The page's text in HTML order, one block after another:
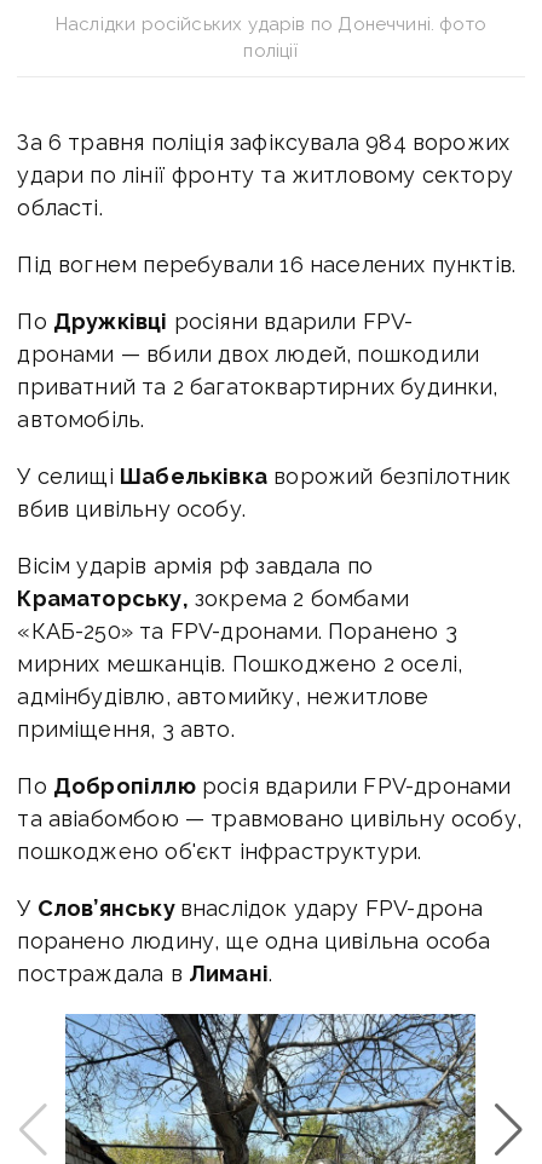
Наслідки російських ударів по Донеччині. фото
поліції
За 6 травня поліція зафіксувала 984 ворожих
удари по лінії фронту та житловому сектору
області.
Під вогнем перебували 16 населених пунктів.
По Дружківці росіяни вдарили FPV-
дронами — вбили двох людей, пошкодили
приватний та 2 багатоквартирних будинки,
автомобіль.
У селищі Шабельківка ворожий безпілотник
вбив цивільну особу.
Вісім ударів армія рф завдала по
Краматорську, зокрема 2 бомбами
«КАБ-250» та FPV-дронами. Поранено 3
мирних мешканців. Пошкоджено 2 оселі,
адмінбудівлю, автомийку, нежитлове
приміщення, 3 авто.
По Добропіллюросія вдарили FPV-дронами
та авіабомбою — травмовано цивільну особу,
пошкоджено об'єкт інфраструктури.
У Слов’янську внаслідок удару FPV-дрона
поранено людину, ще одна цивільна особа
постраждала в Лимані.